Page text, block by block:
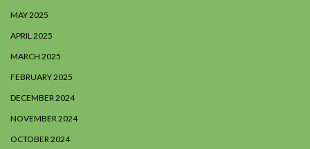
MAY 2025
APRIL 2025
MARCH 2025
FEBRUARY 2025
DECEMBER 2024
NOVEMBER 2024
OCTOBER 2024